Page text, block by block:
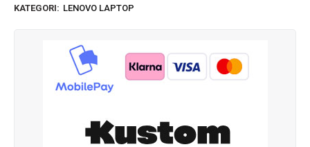
KATEGORI: LENOVO LAPTOP